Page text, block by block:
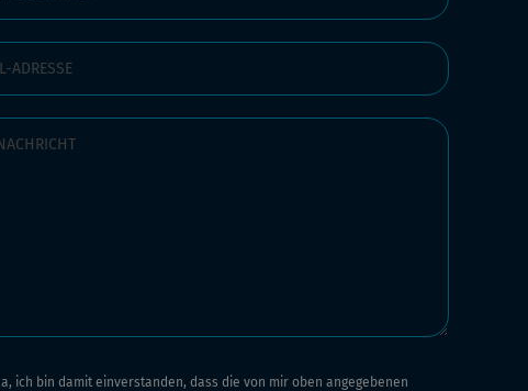
Ja, ich bin damit einverstanden, dass die von mir oben angegebenen